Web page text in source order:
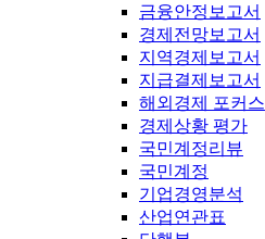
금융안정보고서
경제전망보고서
지역경제보고서
지급결제보고서
해외경제 포커스
경제상황 평가
국민계정리뷰
국민계정
기업경영분석
산업연관표